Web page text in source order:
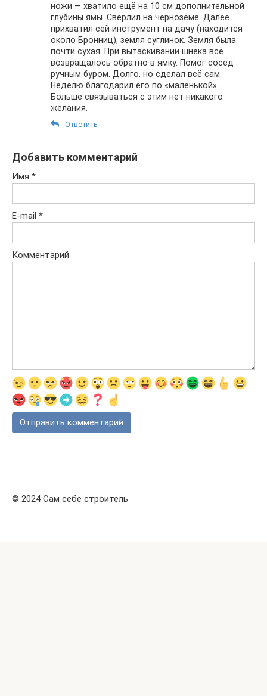
ножи — хватило ещё на 10 см дополнительной
глубины ямы. Сверлил на чернозёме. Далее
прихватил сей инструмент на дачу (находится
около Бронниц), земля суглинок. Земля была
почти сухая. При вытаскивании шнека всё
возвращалось обратно в ямку. Помог сосед
ручным буром. Долго, но сделал всё сам.
Неделю благодарил его по «маленькой» .
Больше связываться с этим нет никакого
желания.
Ответить
Добавить комментарий
Имя *
E-mail *
Комментарий
© 2024 Сам себе строитель